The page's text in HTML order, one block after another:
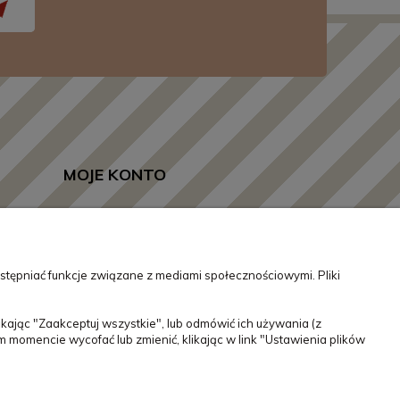
MOJE KONTO
Ulubione
funkcje związane z mediami społecznościowymi. Pliki
"Zaakceptuj wszystkie", lub odmówić ich używania (z
wycofać lub zmienić, klikając w link "Ustawienia plików